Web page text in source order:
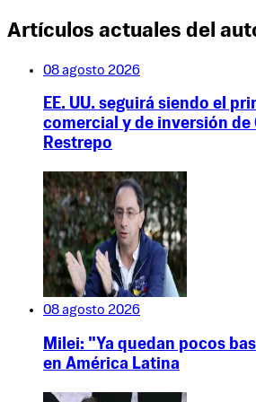
Artículos actuales del
08 agosto 2026
EE. UU. seguirá siendo el
comercial y de inversión de
Restrepo
08 agosto 2026
Milei: "Ya quedan pocos
en América Latina